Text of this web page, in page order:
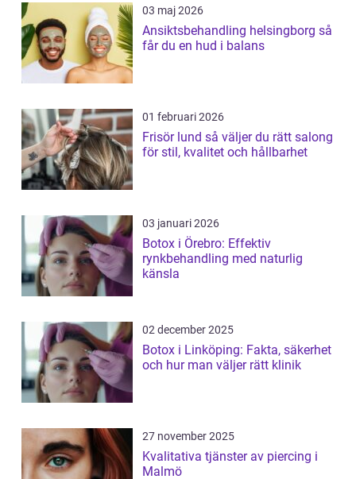
03 maj 2026
Ansiktsbehandling helsingborg så
får du en hud i balans
01 februari 2026
Frisör lund så väljer du rätt salong
för stil, kvalitet och hållbarhet
03 januari 2026
Botox i Örebro: Effektiv
rynkbehandling med naturlig
känsla
02 december 2025
Botox i Linköping: Fakta, säkerhet
och hur man väljer rätt klinik
27 november 2025
Kvalitativa tjänster av piercing i
Malmö